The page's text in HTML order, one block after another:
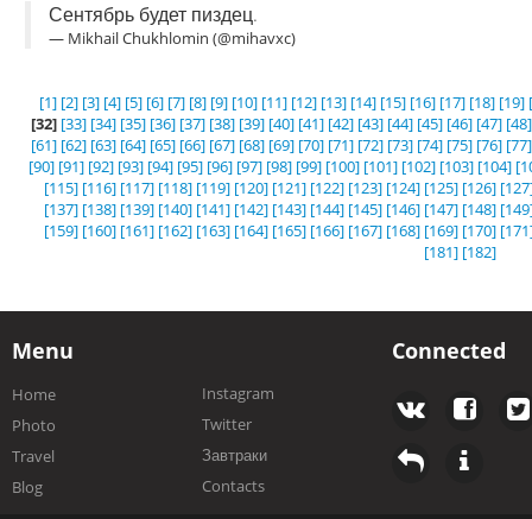
Сентябрь будет пиздец.
— Mikhail Chukhlomin (@mihavxc)
[1] [2] [3] [4] [5] [6] [7] [8] [9] [10] [11] [12] [13] [14] [15] [16] [17] [18] [19]
[32] [33] [34] [35] [36] [37] [38] [39] [40] [41] [42] [43] [44] [45] [46] [47] [48]
[61] [62] [63] [64] [65] [66] [67] [68] [69] [70] [71] [72] [73] [74] [75] [76] [77]
[90] [91] [92] [93] [94] [95] [96] [97] [98] [99] [100] [101] [102] [103] [104]
[115] [116] [117] [118] [119] [120] [121] [122] [123] [124] [125] [126]
[137] [138] [139] [140] [141] [142] [143] [144] [145] [146] [147] [148]
[159] [160] [161] [162] [163] [164] [165] [166] [167] [168] [169] [170]
[181] [182]
Menu
Home
Photo
Travel
Blog
Instagram
Twitter
Завтраки
Contacts
Connected